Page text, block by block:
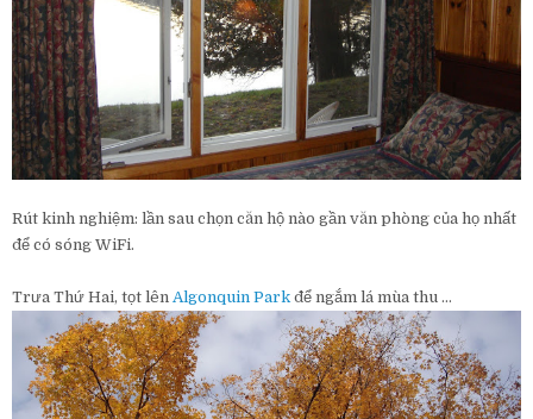
Rút kinh nghiệm: lần sau chọn căn hộ nào gần văn phòng của họ nhất
để có sóng WiFi.
Trưa Thứ Hai, tọt lên Algonquin Park để ngắm lá mùa thu …